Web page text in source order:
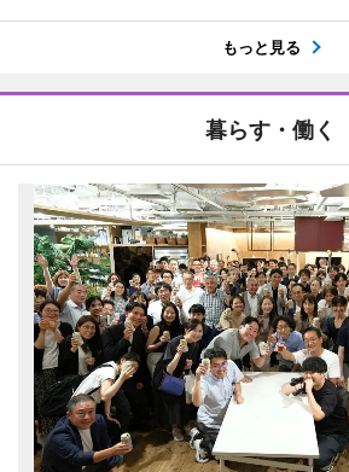
もっと見る
暮らす・働く